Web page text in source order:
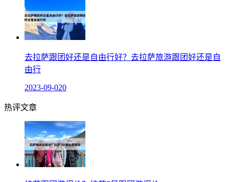
去拉萨跟团好还是自由行好？去拉萨旅游跟团好还是自
由行
2023-09-020
热评文章